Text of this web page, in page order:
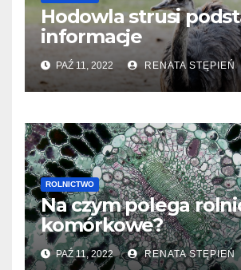
Hodowla strusi
informacje
PAŹ 11, 2022 RENATA STĘPIEŃ
ROLNICTWO
Na czym polega
komórkowe?
PAŹ 11, 2022 RENATA STĘPIEŃ